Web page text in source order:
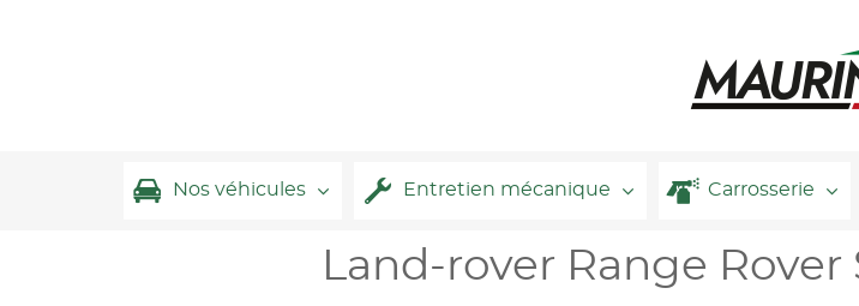
Nos véhicules Entretien mécanique Carrosserie
Land-rover Range